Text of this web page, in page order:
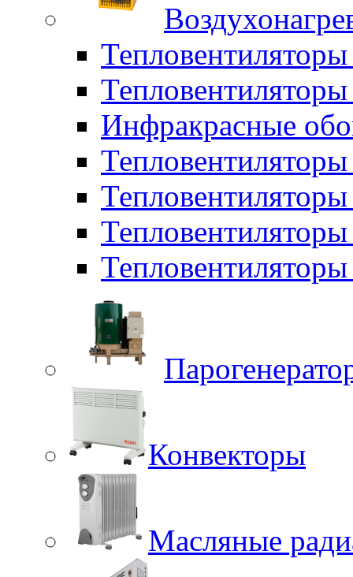
Тепловентиляторы
Инфракрасные
Конвекторы
Масляные